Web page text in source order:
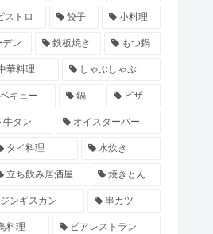
ストロ 餃子 小料理
デン 鉄板焼き もつ鍋
華料理 しゃぶしゃぶ
キュー 鍋 ピザ
牛タン オイスターバー
タイ料理 水炊き
立ち飲み居酒屋 焼きとん
ジンギスカン 串カツ
料理 ビアレストラン